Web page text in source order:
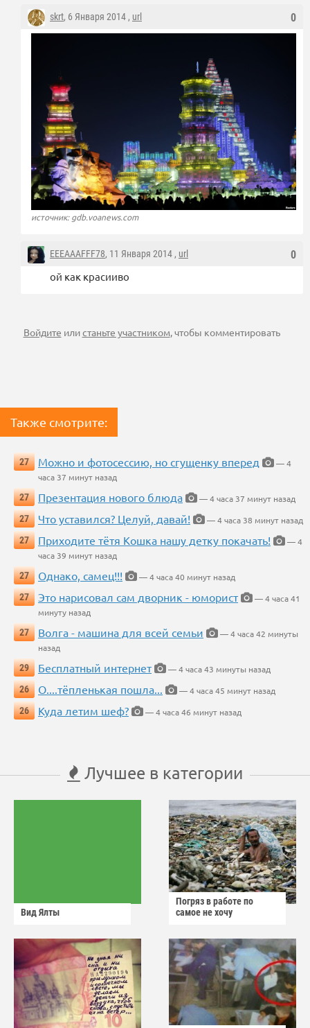
0
skrt, 6 Января 2014 , url
источник: gdb.voanews.com
0
EEEAAAFFF78, 11 Января 2014 , url
ой как красииво
Войдите илистаньте участником, чтобы комментировать
Также смотрите:
27 Можно и фотосессию, но сгущенку вперед
— 4
часа 37 минут назад
27
Презентация нового блюда
— 4 часа 37 минут назад
27
Что уставился? Целуй, давай!
— 4 часа 38 минут назад
27
Приходите тётя Кошка нашу детку покачать!
— 4
часа 39 минут назад
27
Однако, самец!!!
— 4 часа 40 минут назад
27
Это нарисовал сам дворник - юморист
— 4 часа 41
минуту назад
27
Волга - машина для всей семьи
— 4 часа 42 минуты
назад
29
Бесплатный интернет
— 4 часа 43 минуты назад
26
О....тёпленькая пошла...
— 4 часа 45 минут назад
26
Куда летим шеф? — 4 часа 46 минут назад
Лучшее в категории
Вид Ялты
Погряз в работе по
самое не хочу